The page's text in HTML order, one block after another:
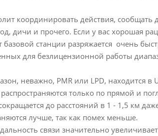
координировать действия,
дичи и прочего. Если у вас хорошая
станции разряжается очень
для безлицензионной работы
неважно, PMR или LPD, находится
только по прямой и
до расстояний в 1 - 1,5 км
лучше, так как помех меньше.
связи значительно